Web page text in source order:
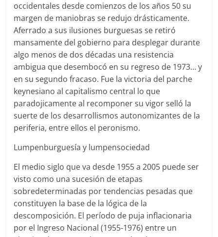
occidentales desde comienzos de los años 50 su
margen de maniobras se redujo drásticamente.
Aferrado a sus ilusiones burguesas se retiró
mansamente del gobierno para desplegar durante
algo menos de dos décadas una resistencia
ambigua que desembocó en su regreso de 1973… y
en su segundo fracaso. Fue la victoria del parche
keynesiano al capitalismo central lo que
paradojicamente al recomponer su vigor selló la
suerte de los desarrollismos autonomizantes de la
periferia, entre ellos el peronismo.
Lumpenburguesía y lumpensociedad
El medio siglo que va desde 1955 a 2005 puede ser
visto como una sucesión de etapas
sobredeterminadas por tendencias pesadas que
constituyen la base de la lógica de la
descomposición. El período de puja inflacionaria
por el Ingreso Nacional (1955-1976) entre un